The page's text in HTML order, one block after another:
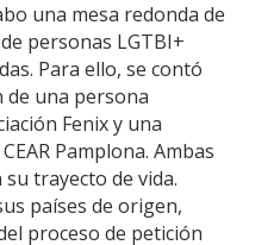
una mesa redonda de
personas LGTBI+
Para ello, se contó
de una persona
Fenix y una
Pamplona. Ambas
trayecto de vida.
países de origen,
proceso de petición